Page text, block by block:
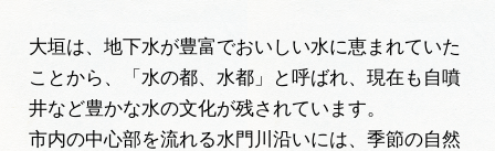
岐阜県観光データベース
大垣は、地下水が豊富でおいしい水に恵まれていた
ことから、「水の都、水都」と呼ばれ、現在も自噴
井など豊かな水の文化が残されています。
市内の中心部を流れる水門川沿いには、季節の自然